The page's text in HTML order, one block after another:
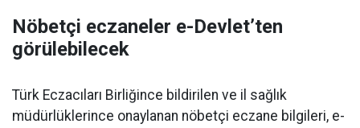
Nöbetçi eczaneler e-Devlet’ten
görülebilecek
Türk Eczacıları Birliğince bildirilen ve il sağlık
müdürlüklerince onaylanan nöbetçi eczane bilgileri, e-